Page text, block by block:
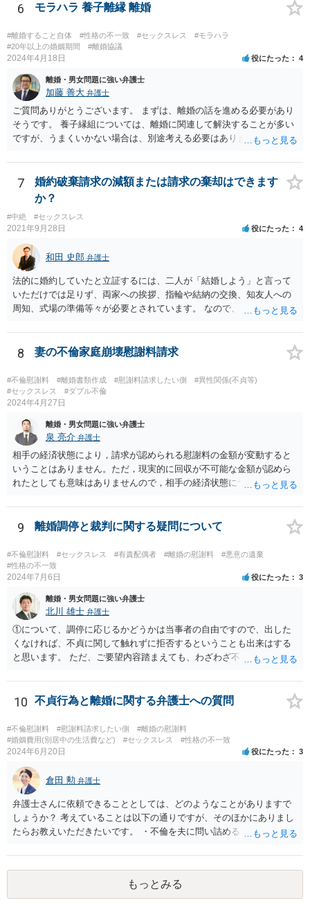
6 モラハラ 養子離縁 離婚
#離婚すること自体 #性格の不一致 #セックスレス
#モラハラ
#20年以上の婚姻期間
#離婚協議
2024年4月18日 役にたった 4
離婚・男女問題に強い弁護士
加藤 善大 弁護士
ご質問ありがとうございます。 まずは、離婚の話を進める必要があり
そうです。 養子縁組については、離婚に関連して解決することが多い
ですが、うまくいかない場合は、別途考える必要はあります。 離婚の
での話し合い）、裁判離婚（裁判官が離婚を認めるもの）の３種類が
あります。 離婚を希望する場合は、通常は、協議離婚を目指して当人
同士で話し合いをすることから始めますので、話し合いの準備を整え
ることから始めてください。 場合によっては、話し合いの前に別居す
ることも考えられます。 話し合いの準備としては、一般論として、ど
のような条件で離婚するかについて、ご質問者様の希望をまとめた
り、 財産分与等のために必要になる資料を集めたりします。 可能であ
れば、ご依頼になるかは別にして、お近くの弁護士に直接相談して、
話を聞いたうえで進めるといいですよ。 ご参考にしていただければ幸
いです。
7
婚約破棄請求の減額または請求の棄却はできます
か？
#中絶 #セックスレス
2021年9月28日 役にたった 4
和田 史郎 弁護士
法的に婚約していたと立証するには、二人が「結婚しよう」と言って
いただけでは足りず、両家への挨拶、指輪や結納の交換、知友人への
周知、式場の準備等々が必要とされています。 なので、ご記載の内容
士に依頼して、相手の請求を拒否する旨の回答をするのが良いかと思
います。
8 妻の不倫家庭崩壊慰謝料請求
#不倫慰謝料 #離婚書類作成 #慰謝料請求したい側
#異性関係(不貞等)
#セックスレス
#ダブル不倫
2024年4月27日
離婚・男女問題に強い弁護士
泉 亮介 弁護士
相手の経済状態により，請求が認められる慰謝料の金額が変動すると
いうことはありません。ただ，現実的に回収が不可能な金額が認めら
れたとしても意味はありませんので，相手の経済状態については考慮
謝料と離婚慰謝料については，不貞慰謝料の中で離婚をすることとな
った点についても含めて金額を算定するケースが多いかと思われま
す。実質的に同じ事情をベースに算定されていることが多いかと思わ
れますので，不貞慰謝料として離婚に至った点についても含めた慰謝
料の支払いを受けた上で，不貞により離婚となったことの慰謝料を配
偶者に別途請求することとなると事実上二重取りと評価される可能性
があるかと思われます。
9 離婚調停と裁判に関する疑問について
#不倫慰謝料 #セックスレス #有責配偶者 #離婚の慰謝料
#悪意の遺棄
#性格の不一致
2024年7月6日 役にたった 3
離婚・男女問題に強い弁護士
北川 雄士 弁護士
①について、調停に応じるかどうかは当事者の自由ですので、出した
くなければ、不貞に関して触れずに拒否するということも出来はする
と思います。 ただ、ご要望内容踏まえても、わざわざ不貞に触れない
償のこともあるので、不貞についてしっかりと主張する方針で進めて
も良いように思われます。 ②セックスレスと不貞と言っても、事案に
よって程度・経緯等様々ですので、一概にどのように判断されるとは
断言できません。 当該事案で、結局夫婦関係を破綻させた原因が何だ
ったと判断されるか次第です。 ただ、不貞があって出て行ったと認定
された場合、それまで夫婦として一応生活をしてきていたとなると、
不貞以前に夫婦関係が破綻していたと立証するのは一般に難しいよう
にも思われます。 また、有責配偶者となると、有責配偶者側からの離
婚請求は一般に困難となります。 ただ、法律等で何年と具体的に決ま
っている訳ではないので、お子様の状況を含めた経緯等含めて、裁判
所が有責配偶者からの請求であっても離婚を認めるべきであるかを判
断することになります。 いずれにせよ、実際に不貞があったことを示
10 不貞行為と離婚に関する弁護士への質問
#不倫慰謝料 #慰謝料請求したい側
#離婚の慰謝料
#婚姻費用(別居中の生活費など)
#セックスレス #性格の不一致
2024年6月20日 役にたった 3
倉田 勲 弁護士
弁護士さんに依頼できることとしては、どのようなことがありますで
しょうか？ 考えていることは以下の通りですが、そのほかにありまし
たらお教えいただきたいです。 ・不倫を夫に問い詰めるときに弁護士
次第になりますが、この依頼を受ける弁護士は少ない印象はありま
す。 ・不倫女に内容証明で慰謝料請求する ・婚姻費用を申立て（自分
でできるのか？） →離婚や不貞関係を扱っている弁護士であれば通常
対応しています。 なお、婚姻費用の申立てについてご自身で対応され
もっとみる